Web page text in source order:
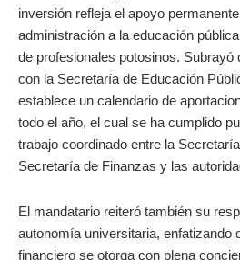
inversión refleja el apoyo
administración a la educación
de profesionales potosinos. Subrayó
con la Secretaría de Educación
establece un calendario de
todo el año, el cual se ha cumplido
trabajo coordinado entre la
Secretaría de Finanzas y las
El mandatario reiteró también su
autonomía universitaria, enfatizando
financiero se otorga con plena